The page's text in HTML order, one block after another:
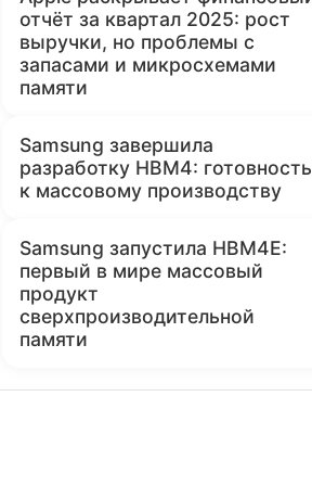
отчёт за квартал 2025: рост
выручки, но проблемы с
запасами и микросхемами
памяти
Samsung завершила
разработку HBM4: готовность
к массовому производству
Samsung запустила HBM4E:
первый в мире массовый
продукт
сверхпроизводительной
памяти